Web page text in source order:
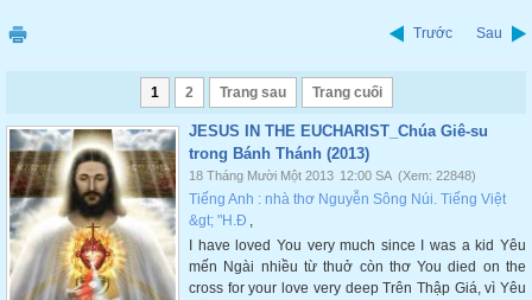
Trước Sau
1 2 Trang sau Trang cuối
JESUS IN THE EUCHARIST_Chúa Giê-su
trong Bánh Thánh (2013)
18 Tháng Mười Một 2013 12:00 SA (Xem: 22848)
Tiếng Anh : nhà thơ Nguyễn Sông Núi. Tiếng Việt
&gt; "H.Đ ,
I have loved You very much since I was a kid Yêu
mến Ngài nhiều từ thuở còn thơ You died on the
cross for your love very deep Trên Thập Giá, vì Yêu